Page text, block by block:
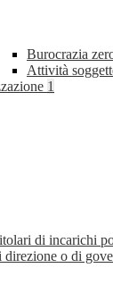
Burocrazia
Attività
1
di incarichi
direzione o di